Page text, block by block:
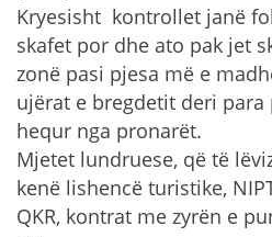
Kryesisht kontrollet janë
skafet por dhe ato pak jet
zonë pasi pjesa më e
ujërat e bregdetit deri para
hequr nga pronarët.
Mjetet lundruese, që të
kenë lishencë turistike,
QKR, kontrat me zyrën e